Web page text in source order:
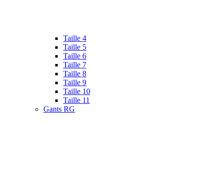
Taille 4
Taille 5
Taille 6
Taille 7
Taille 8
Taille 9
Taille 10
Taille 11
Gants RG